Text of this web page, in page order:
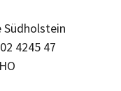
Südholstein
4245 47